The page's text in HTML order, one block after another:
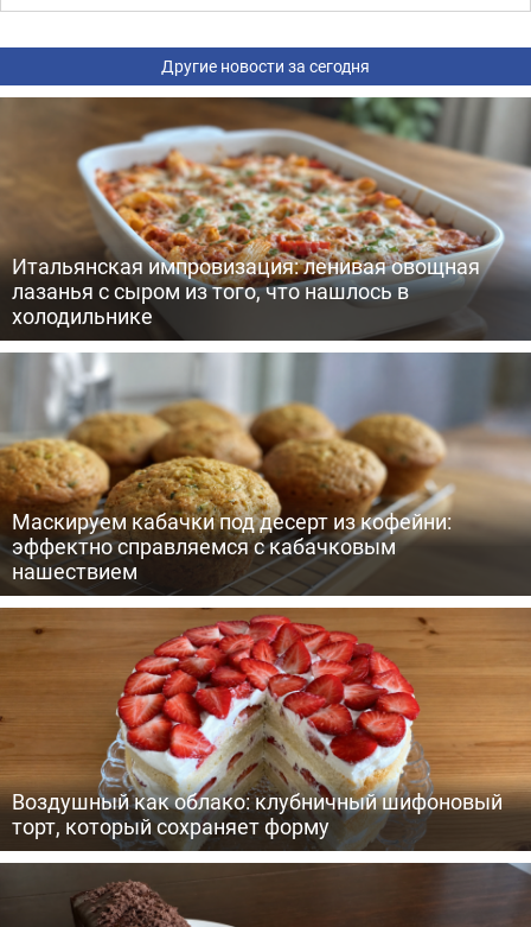
Другие новости за сегодня
Итальянская импровизация: ленивая овощная
лазанья с сыром из того, что нашлось в
холодильнике
Маскируем кабачки под десерт из кофейни:
эффектно справляемся с кабачковым
нашествием
Воздушный как облако: клубничный шифоновый
торт, который сохраняет форму